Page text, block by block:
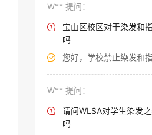
W** 提问：

宝山区校区对于染发和
吗
 您好，学校禁止染发和指
W** 提问：

请问WLSA对学生染发
吗